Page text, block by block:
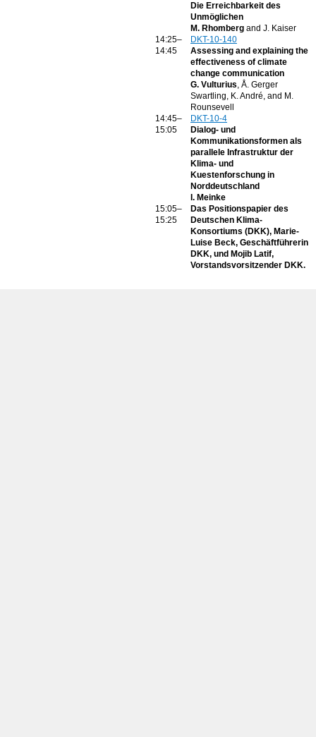
Die Erreichbarkeit des
Unmöglichen
M. Rhomberg and J. Kaiser
14:25–
14:45
DKT-10-140
Assessing and explaining the
effectiveness of climate
change communication
G. Vulturius, Å. Gerger
Swartling, K. André, and M.
Rounsevell
14:45–
15:05
DKT-10-4
Dialog- und
Kommunikationsformen als
parallele Infrastruktur der
Klima- und
Kuestenforschung in
Norddeutschland
I. Meinke
15:05–
15:25
Das Positionspapier des
Deutschen Klima-
Konsortiums (DKK), Marie-
Luise Beck, Geschäftführerin
DKK, und Mojib Latif,
Vorstandsvorsitzender DKK.